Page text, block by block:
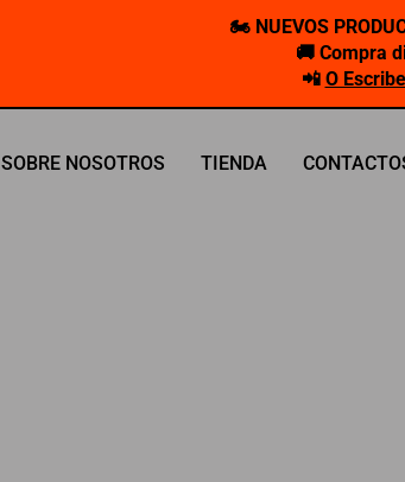
🏍️ NUEVOS
🚚 Compra
📲 O
SOBRE NOSOTROS TIENDA